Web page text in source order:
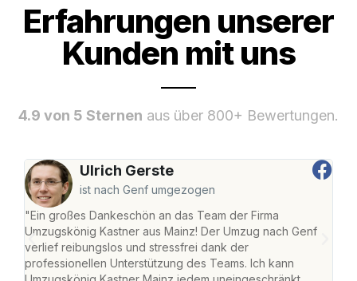
Erfahrungen unserer
Kunden mit uns
4.9 von 5 Sternen aus über 800+ Bewertungen.
Ulrich Gerste
ist nach Genf umgezogen
"Ein großes Dankeschön an das Team der Firma
Umzugskönig Kastner aus Mainz! Der Umzug nach Genf
verlief reibungslos und stressfrei dank der
professionellen Unterstützung des Teams. Ich kann